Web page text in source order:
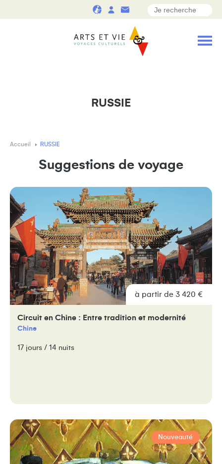
RUSSIE
Accueil RUSSIE
Suggestions de voyage
à partir de 3 420 €
Circuit en Chine : Entre tradition et modernité
Chine
17 jours / 14 nuits
Nouveauté